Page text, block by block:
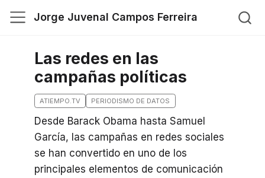
Jorge Juvenal Campos Ferreira
Las redes en las
campañas políticas
ATIEMPO.TV PERIODISMO DE DATOS
Desde Barack Obama hasta Samuel
García, las campañas en redes sociales
se han convertido en uno de los
principales elementos de comunicación